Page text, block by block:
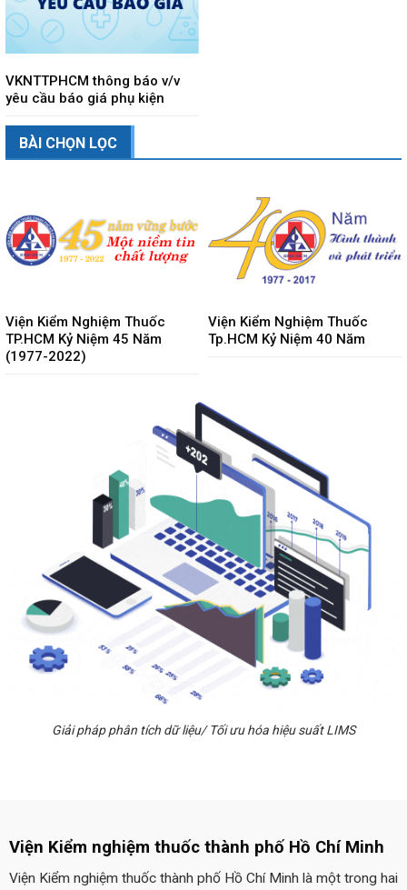
VKNTTPHCM thông báo v/v
yêu cầu báo giá phụ kiện
BÀI CHỌN LỌC
Viện Kiểm Nghiệm Thuốc
TP.HCM Kỷ Niệm 45 Năm
(1977-2022)
Viện Kiểm Nghiệm Thuốc
Tp.HCM Kỷ Niệm 40 Năm
Giải pháp phân tích dữ liệu/ Tối ưu hóa hiệu suất LIMS
Viện Kiểm nghiệm thuốc thành phố Hồ Chí Minh
Viện Kiểm nghiệm thuốc thành phố Hồ Chí Minh là một trong hai